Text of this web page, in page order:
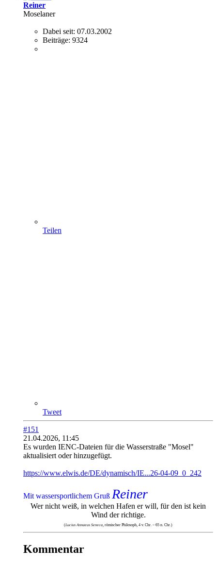
Reiner
Moselaner
Dabei seit: 07.03.2002
Beiträge: 9324
Teilen
Tweet
#151
21.04.2026, 11:45
Es wurden IENC-Dateien für die Wasserstraße "Mosel"
aktualisiert oder hinzugefügt.
https://www.elwis.de/DE/dynamisch/IE...26-04-09_0_242
Mit wassersportlichem Gruß Reiner
Wer nicht weiß, in welchen Hafen er will, für den ist kein
Wind der richtige.
(Lucius Annaeus Seneca , römischer Philosoph, 4 v. Chr. – 65 n. Chr.)
Kommentar